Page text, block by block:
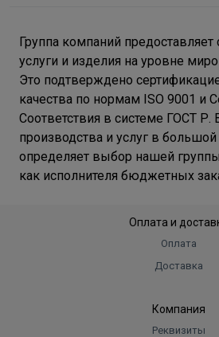
Группа компаний
услуги и изделия на уровне
Это подтверждено
качества по нормам ISO 9001 и
Соответствия в системе ГОСТ Р.
производства и услуг в большой
определяет выбор нашей
как исполнителя бюджетных
Оплата и
Оплата
Доставка
Компания
Реквизиты